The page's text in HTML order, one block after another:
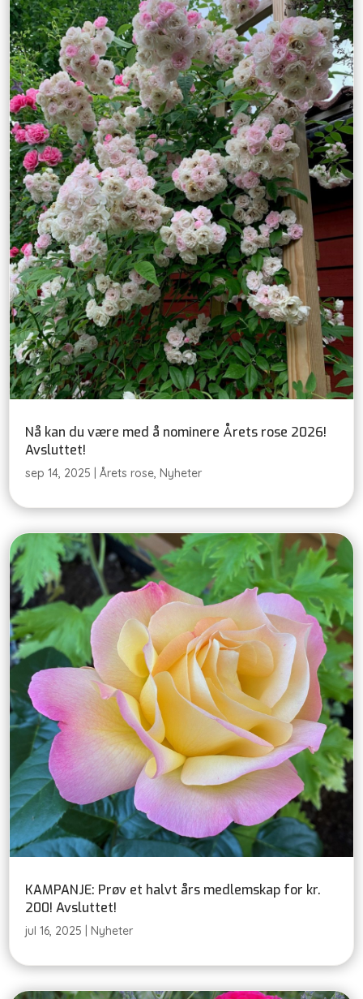
Nå kan du være med å nominere Årets rose 2026!
Avsluttet!
sep 14, 2025 |Årets rose, Nyheter
KAMPANJE: Prøv et halvt års medlemskap for kr.
200! Avsluttet!
jul 16, 2025 |Nyheter